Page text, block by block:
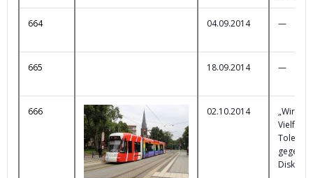
664 04.09.2014 —
665 18.09.2014 —
666 02.10.2014
„Wir
Vielfalt!“
gegen